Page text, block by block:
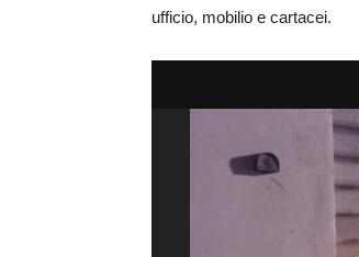
ufficio, mobilio e cartacei.